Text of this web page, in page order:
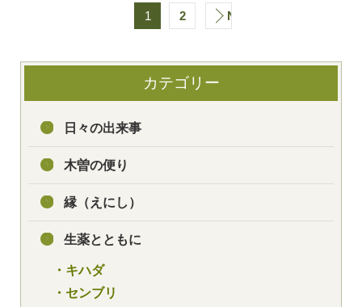
1 2 NEXT
カテゴリー
日々の出来事
木曽の便り
縁（えにし）
生薬とともに
・キハダ
・センブリ